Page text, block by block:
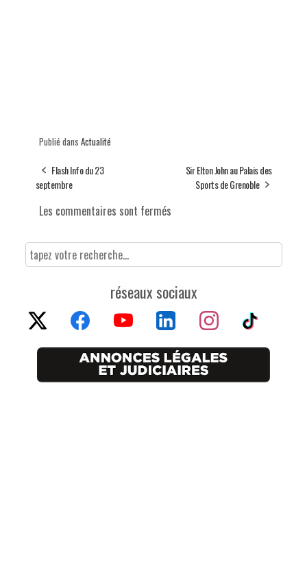
Publié dans Actualité
Flash Info du 23
septembre
Sir Elton John au Palais des
Sports de Grenoble
Les commentaires sont fermés
réseaux sociaux